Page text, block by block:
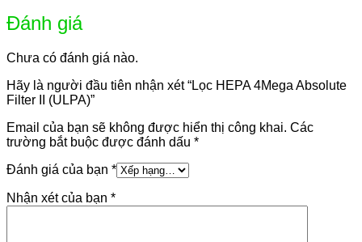
Đánh giá
Chưa có đánh giá nào.
Hãy là người đầu tiên nhận xét “Lọc HEPA 4Mega Absolute
Filter II (ULPA)”
Email của bạn sẽ không được hiển thị công khai. Các
trường bắt buộc được đánh dấu *
Đánh giá của bạn *
Nhận xét của bạn *